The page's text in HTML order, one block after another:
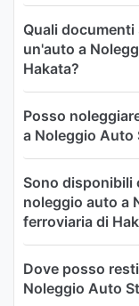
Quali
un'auto a
Hakata?
Posso
a Noleggio Auto
Sono disponibili
noleggio auto a
ferroviaria di
Dove posso
Noleggio Auto